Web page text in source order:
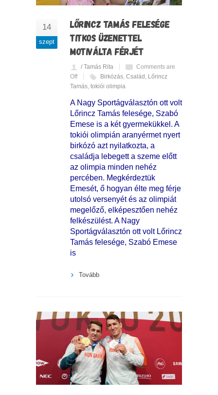
14
szept
LŐRINCZ TAMÁS FELESÉGE
TITKOS ÜZENETTEL
MOTIVÁLTA FÉRJÉT
/ Tamás Rita
Comments are
Off
Birkózás, Család, Lőrincz
Tamás, tokiói olimpia
A Nagy Sportágválasztón ott volt
Lőrincz Tamás felesége, Szabó
Emese is a két gyermekükkel. A
tokiói olimpián aranyérmet nyert
birkózó azt nyilatkozta, a
családja lebegett a szeme előtt
az olimpia minden nehéz
percében. Megkérdeztük
Emesét, ő hogyan élte meg férje
utolsó versenyét és az olimpiát
megelőző, elképesztően nehéz
felkészülést. A Nagy
Sportágválasztón ott volt Lőrincz
Tamás felesége, Szabó Emese
is
Tovább